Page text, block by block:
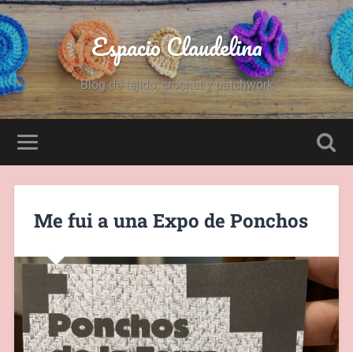
Espacio Claudelina
Blog de tejido, crochet y patchwork
Me fui a una Expo de Ponchos